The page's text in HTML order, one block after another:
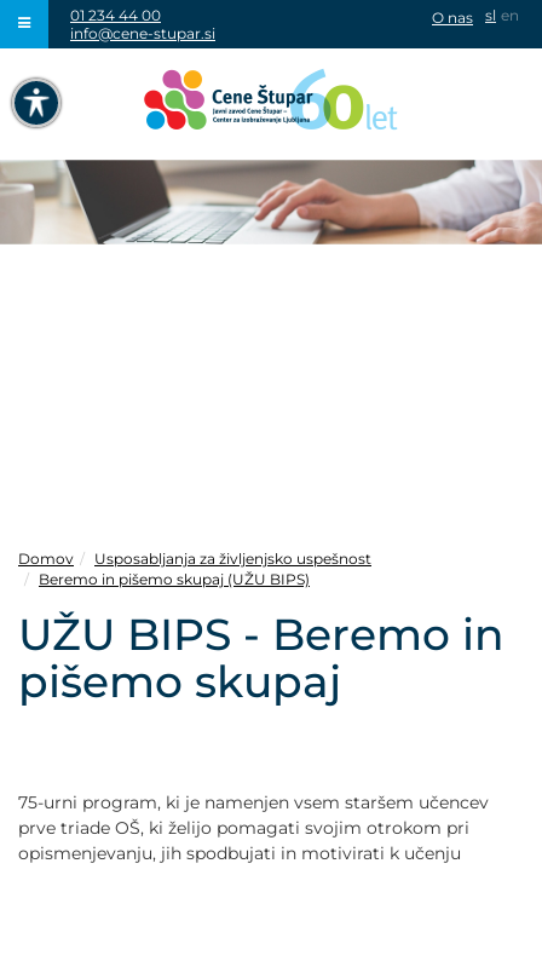
NAVIGACIJA PREKO TIPKOVNICE
IZKLJUČI ANIMACIJE
POMANJŠAJ PISAVO
OZNAČI NASLOVE
PODČRTAJ POVEZAVE
01 234 44 00
info@cene-stupar.si
sl en
O nas
Domov
Usposabljanja za življenjsko uspešnost
Beremo in pišemo skupaj (UŽU BIPS)
UŽU BIPS - Beremo in
pišemo skupaj
75-urni program, ki je namenjen vsem staršem učencev
prve triade OŠ, ki želijo pomagati svojim otrokom pri
opismenjevanju, jih spodbujati in motivirati k učenju